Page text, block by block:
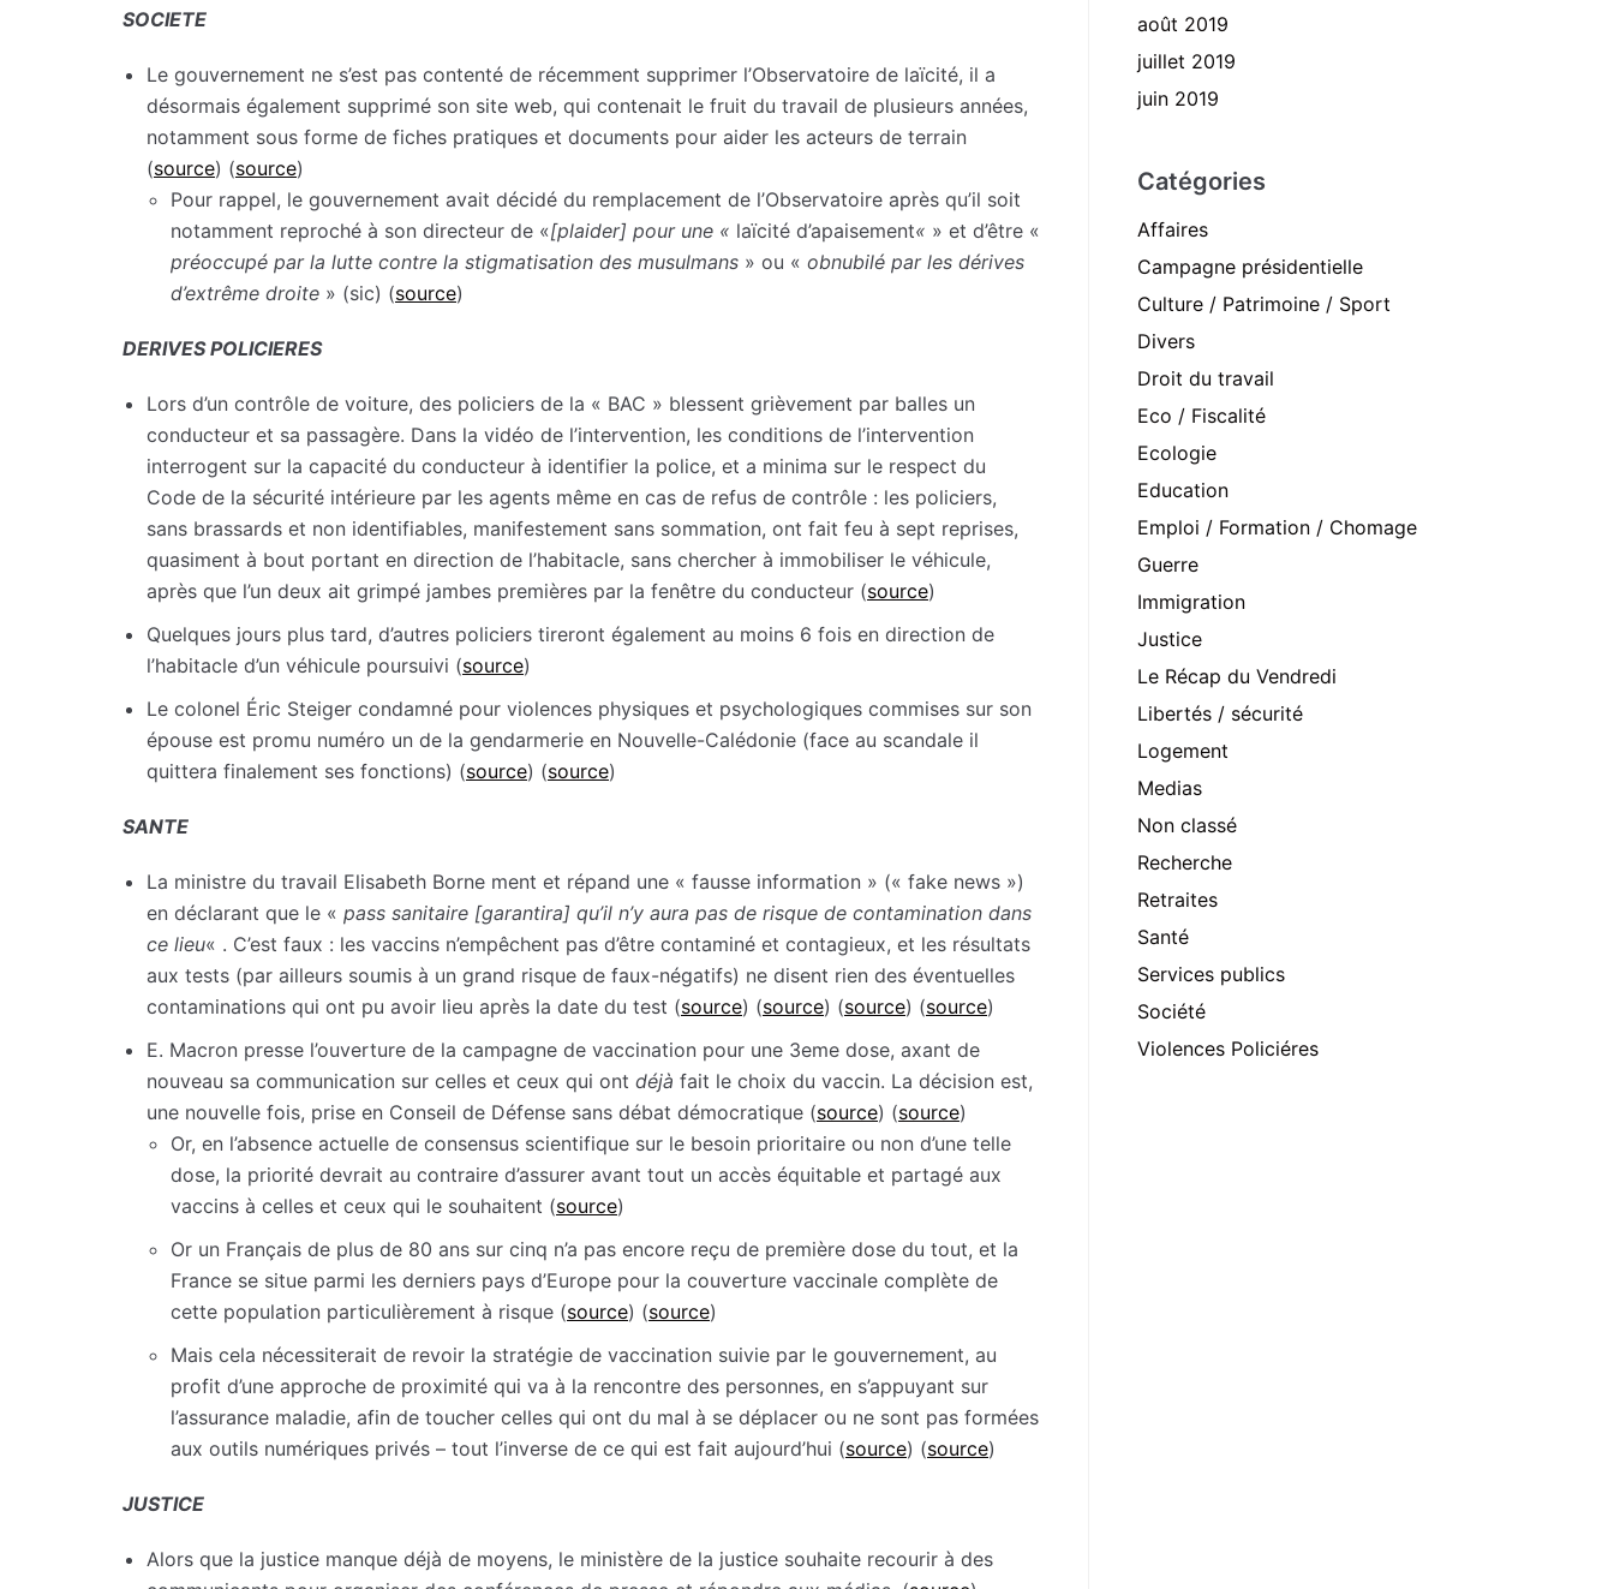
SOCIETE
Le gouvernement ne s’est pas contenté de récemment supprimer l’Observatoire de laïcité, il a
désormais également supprimé son site web, qui contenait le fruit du travail de plusieurs années,
notamment sous forme de fiches pratiques et documents pour aider les acteurs de terrain
(source) (source)
Pour rappel, le gouvernement avait décidé du remplacement de l’Observatoire après qu’il soit
notamment reproché à son directeur de «[plaider] pour une « laïcité d’apaisement« » et d’être «
préoccupé par la lutte contre la stigmatisation des musulmans » ou « obnubilé par les dérives
d’extrême droite » (sic) (source)
DERIVES POLICIERES
Lors d’un contrôle de voiture, des policiers de la « BAC » blessent grièvement par balles un
conducteur et sa passagère. Dans la vidéo de l’intervention, les conditions de l’intervention
interrogent sur la capacité du conducteur à identifier la police, et a minima sur le respect du
Code de la sécurité intérieure par les agents même en cas de refus de contrôle : les policiers,
sans brassards et non identifiables, manifestement sans sommation, ont fait feu à sept reprises,
quasiment à bout portant en direction de l’habitacle, sans chercher à immobiliser le véhicule,
après que l’un deux ait grimpé jambes premières par la fenêtre du conducteur (source)
Quelques jours plus tard, d’autres policiers tireront également au moins 6 fois en direction de
l’habitacle d’un véhicule poursuivi (source)
Le colonel Éric Steiger condamné pour violences physiques et psychologiques commises sur son
épouse est promu numéro un de la gendarmerie en Nouvelle-Calédonie (face au scandale il
quittera finalement ses fonctions) (source) (source)
SANTE
La ministre du travail Elisabeth Borne ment et répand une « fausse information » (« fake news »)
en déclarant que le « pass sanitaire [garantira] qu’il n’y aura pas de risque de contamination dans
ce lieu« . C’est faux : les vaccins n’empêchent pas d’être contaminé et contagieux, et les résultats
aux tests (par ailleurs soumis à un grand risque de faux-négatifs) ne disent rien des éventuelles
contaminations qui ont pu avoir lieu après la date du test (source) (source) (source) (source)
E. Macron presse l’ouverture de la campagne de vaccination pour une 3eme dose, axant de
nouveau sa communication sur celles et ceux qui ont déjà fait le choix du vaccin. La décision est,
une nouvelle fois, prise en Conseil de Défense sans débat démocratique (source) (source)
Or, en l’absence actuelle de consensus scientifique sur le besoin prioritaire ou non d’une telle
dose, la priorité devrait au contraire d’assurer avant tout un accès équitable et partagé aux
vaccins à celles et ceux qui le souhaitent (source)
Or un Français de plus de 80 ans sur cinq n’a pas encore reçu de première dose du tout, et la
France se situe parmi les derniers pays d’Europe pour la couverture vaccinale complète de
cette population particulièrement à risque (source) (source)
Mais cela nécessiterait de revoir la stratégie de vaccination suivie par le gouvernement, au
profit d’une approche de proximité qui va à la rencontre des personnes, en s’appuyant sur
l’assurance maladie, afin de toucher celles qui ont du mal à se déplacer ou ne sont pas formées
aux outils numériques privés – tout l’inverse de ce qui est fait aujourd’hui (source) (source)
JUSTICE
Alors que la justice manque déjà de moyens, le ministère de la justice souhaite recourir à des
août 2019
juillet 2019
juin 2019
Catégories
Affaires
Campagne présidentielle
Culture / Patrimoine / Sport
Divers
Droit du travail
Eco / Fiscalité
Ecologie
Education
Emploi / Formation / Chomage
Guerre
Immigration
Justice
Le Récap du Vendredi
Libertés / sécurité
Logement
Medias
Non classé
Recherche
Retraites
Santé
Services publics
Société
Violences Policiéres